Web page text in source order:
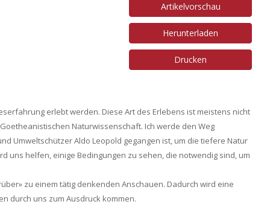
Artikelvorschau
Herunterladen
Drucken
erlebt werden. Diese Art des Erlebens ist meistens nicht
Naturwissenschaft. Ich werde den Weg
Umweltschützer Aldo Leopold gegangen ist, um die tiefere Natur
uns helfen, einige Bedingungen zu sehen, die notwendig sind, um
zu einem tätig denkenden Anschauen. Dadurch wird eine
durch uns zum Ausdruck kommen.